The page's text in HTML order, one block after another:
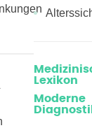
Lexikon
Moderne